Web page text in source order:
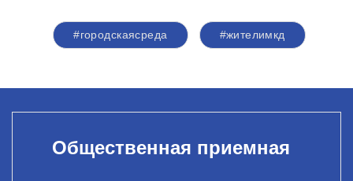
#городскаясреда #жителимкд
Общественная приемная